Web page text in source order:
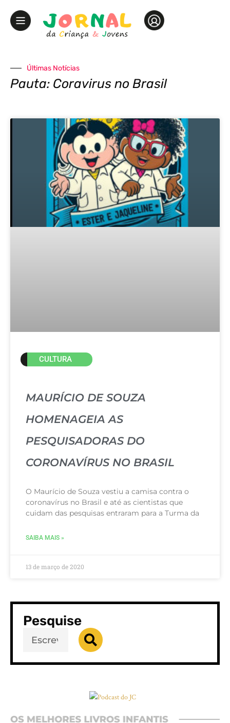
Últimas Notícias
Pauta: Coravirus no Brasil
CULTURA
MAURÍCIO DE SOUZA
HOMENAGEIA AS
PESQUISADORAS DO
CORONAVÍRUS NO BRASIL
O Maurício de Souza vestiu a camisa contra o
coronavírus no Brasil e até as cientistas que
cuidam das pesquisas entraram para a Turma da
SAIBA MAIS »
13 de março de 2020
Pesquise